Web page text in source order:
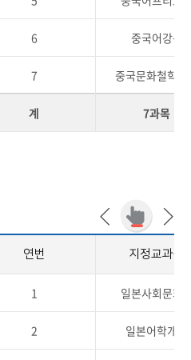
6 중국어강독
7 중국문화철학탐
계 7과목
연번 지정교과목
1 일본사회문화
2 일본어학개론